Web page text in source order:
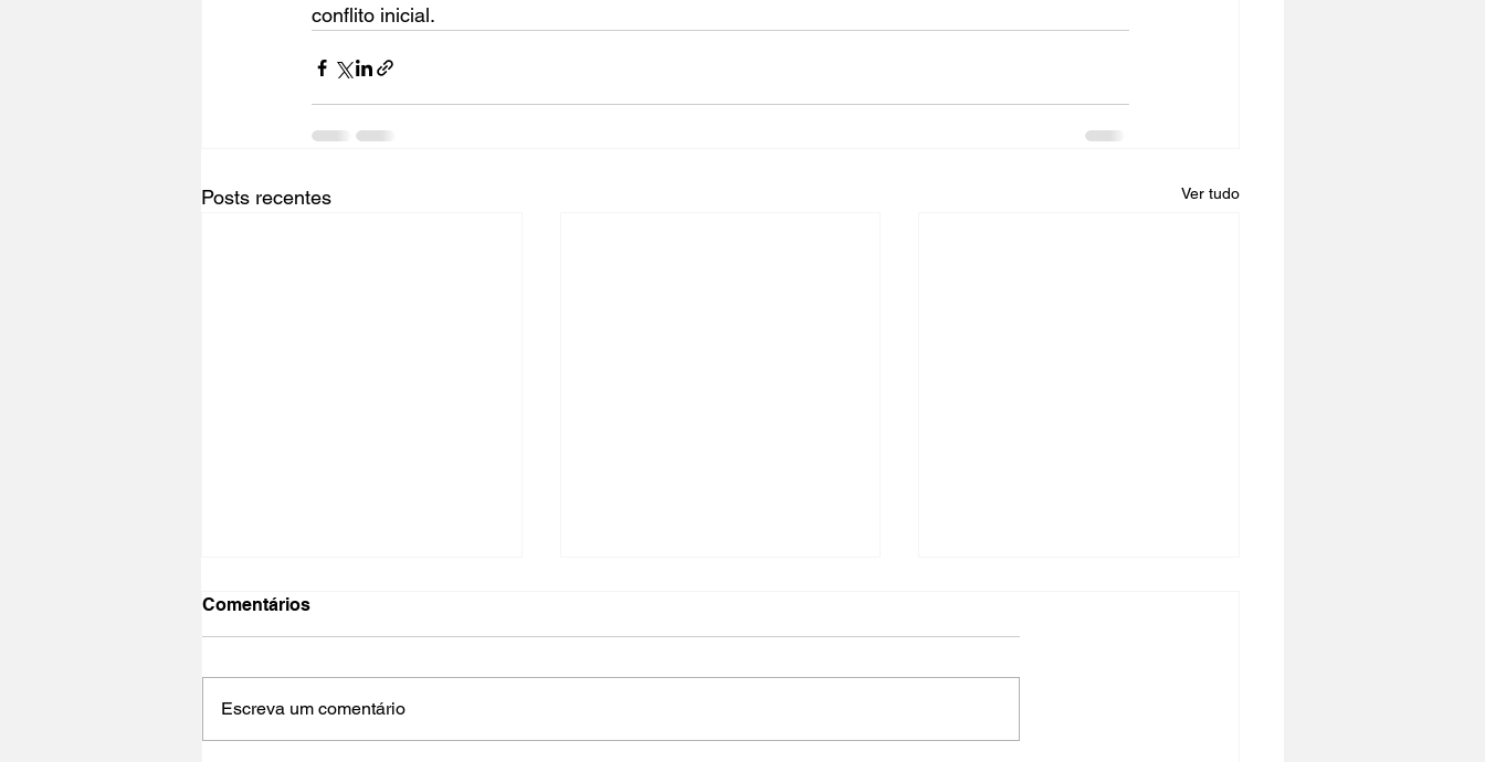
conflito inicial.
Posts recentes Ver tudo
Comentários
Escreva um comentário